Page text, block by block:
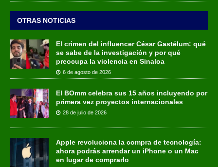
OTRAS NOTICIAS
El crimen del influencer César Gastélum: qué
se sabe de la investigación y por qué
preocupa la violencia en Sinaloa
6 de agosto de 2026
El BOmm celebra sus 15 años incluyendo por
primera vez proyectos internacionales
28 de julio de 2026
Apple revoluciona la compra de tecnología:
ahora podrás arrendar un iPhone o un Mac
en lugar de comprarlo